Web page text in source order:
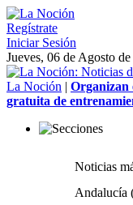
Regístrate
Iniciar Sesión
Jueves, 06 de Agosto
La Noción | Organizan
gratuita de
Noticias
Andalucía